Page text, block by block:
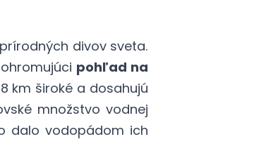
divov sveta.
pohľad na
km široké a dosahujú
množstvo vodnej
dalo vodopádom ich